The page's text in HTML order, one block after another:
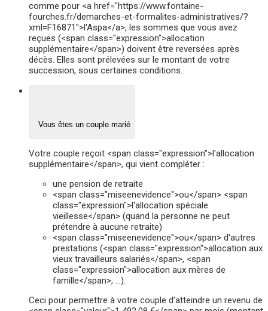
comme pour <a href="https://www.fontaine-
fourches.fr/demarches-et-formalites-administratives/?
xml=F16871">l'Aspa</a>, les sommes que vous avez
reçues (<span class="expression">allocation
supplémentaire</span>) doivent être reversées après
décès. Elles sont prélevées sur le montant de votre
succession, sous certaines conditions.
Vous êtes un couple marié
Votre couple reçoit <span class="expression">l'allocation
supplémentaire</span>, qui vient compléter :
une pension de retraite
<span class="miseenevidence">ou</span> <span
class="expression">l'allocation spéciale
vieillesse</span> (quand la personne ne peut
prétendre à aucune retraite)
<span class="miseenevidence">ou</span> d'autres
prestations (<span class="expression">allocation aux
vieux travailleurs salariés</span>, <span
class="expression">allocation aux mères de
famille</span>, …).
Ceci pour permettre à votre couple d'atteindre un revenu de